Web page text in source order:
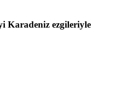
Karadeniz ezgileriyle